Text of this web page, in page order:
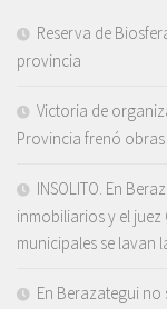
Reserva de
provincia
Victoria de
Provincia frenó
INSOLITO. En
inmobiliarios y el
municipales se lavan
En Berazategui